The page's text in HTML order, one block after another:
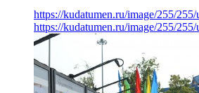
https://kudatumen.ru/image/255/
https://kudatumen.ru/image/255/